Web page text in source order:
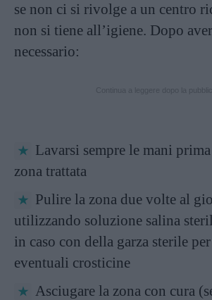
se non ci si rivolge a un centro
non si tiene all’igiene. Dopo
necessario:
Lavarsi sempre le mani
zona trattata
Pulire la zona due volte al
utilizzando soluzione salina
in caso con della garza sterile
eventuali crosticine
Asciugare la zona con cura